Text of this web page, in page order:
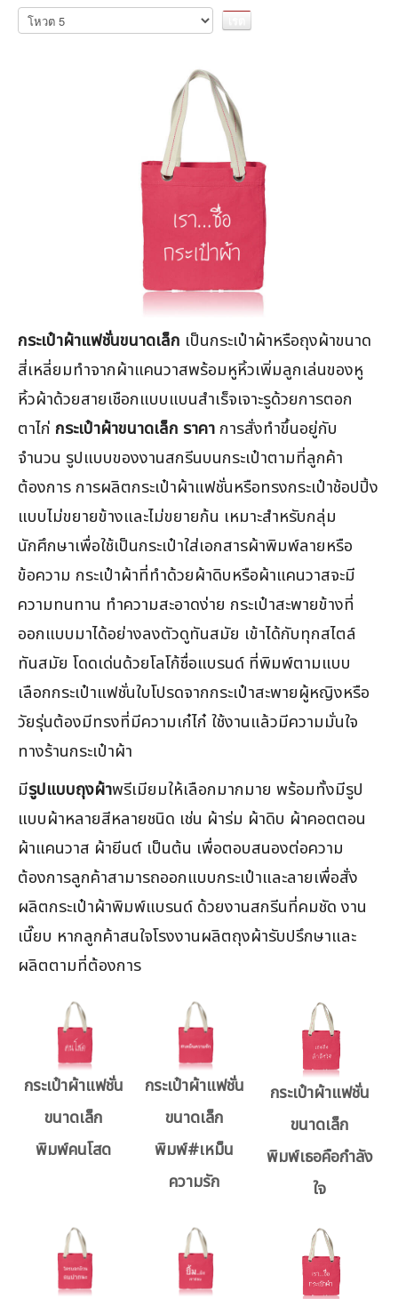
กรุณา
ให้
กระเป๋าผ้าแฟชั่นขนาดเล็ก เป็นกระเป๋าผ้าหรือถุงผ้าขนาด
สี่เหลี่ยมทำจากผ้าแคนวาสพร้อมหูหิ้วเพิ่มลูกเล่นของหู
หิ้วผ้าด้วยสายเชือกแบบแบนสำเร็จเจาะรูด้วยการตอก
ตาไก่ กระเป๋าผ้าขนาดเล็ก ราคา การสั่งทำขึ้นอยู่กับ
จำนวน รูปแบบของงานสกรีนบนกระเป๋าตามที่ลูกค้า
ต้องการ การผลิตกระเป๋าผ้าแฟชั่นหรือทรงกระเป๋าช้อปปิ้ง
แบบไม่ขยายข้างและไม่ขยายก้น เหมาะสำหรับกลุ่ม
นักศึกษาเพื่อใช้เป็นกระเป๋าใส่เอกสารผ้าพิมพ์ลายหรือ
ข้อความ กระเป๋าผ้าที่ทำด้วยผ้าดิบหรือผ้าแคนวาสจะมี
ความทนทาน ทำความสะอาดง่าย กระเป๋าสะพายข้างที่
ออกแบบมาได้อย่างลงตัวดูทันสมัย เข้าได้กับทุกสไตล์
ทันสมัย โดดเด่นด้วยโลโก้ชื่อแบรนด์ ที่พิมพ์ตามแบบ
เลือกกระเป๋าแฟชั่นใบโปรดจากกระเป๋าสะพายผู้หญิงหรือ
วัยรุ่นต้องมีทรงที่มีความเก๋ไก๋ ใช้งานแล้วมีความมั่นใจ
ทางร้านกระเป๋าผ้า
มีรูปแบบถุงผ้าพรีเมียมให้เลือกมากมาย พร้อมทั้งมีรูป
แบบผ้าหลายสีหลายชนิด เช่น ผ้าร่ม ผ้าดิบ ผ้าคอตตอน
ผ้าแคนวาส ผ้ายีนต์ เป็นต้น เพื่อตอบสนองต่อความ
ต้องการลูกค้าสามารถออกแบบกระเป๋าและลายเพื่อสั่ง
ผลิตกระเป๋าผ้าพิมพ์แบรนด์ ด้วยงานสกรีนที่คมชัด งาน
เนี๊ยบ หากลูกค้าสนใจโรงงานผลิตถุงผ้ารับปรึกษาและ
ผลิตตามที่ต้องการ
กระเป๋าผ้าแฟชั่น
ขนาดเล็ก
พิมพ์คนโสด
กระเป๋าผ้าแฟชั่น
ขนาดเล็ก
พิมพ์#เหม็น
ความรัก
กระเป๋าผ้าแฟชั่น
ขนาดเล็ก
พิมพ์เธอคือกำลัง
ใจ